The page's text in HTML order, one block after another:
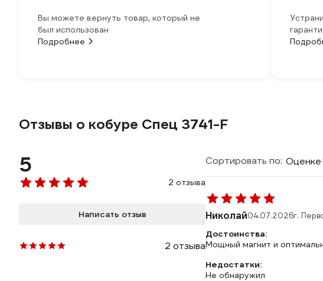
Вы можете вернуть товар, который не
был использован
Подробнее
Отзывы о кобуре Спец 3741-F
5
2 отзыва
Написать отзыв
2 отзыва
Сортировать по: Оценке
Николай04.07.2026г.
Достоинства:
Мощный магнит и
Недостатки:
Не обнаружил